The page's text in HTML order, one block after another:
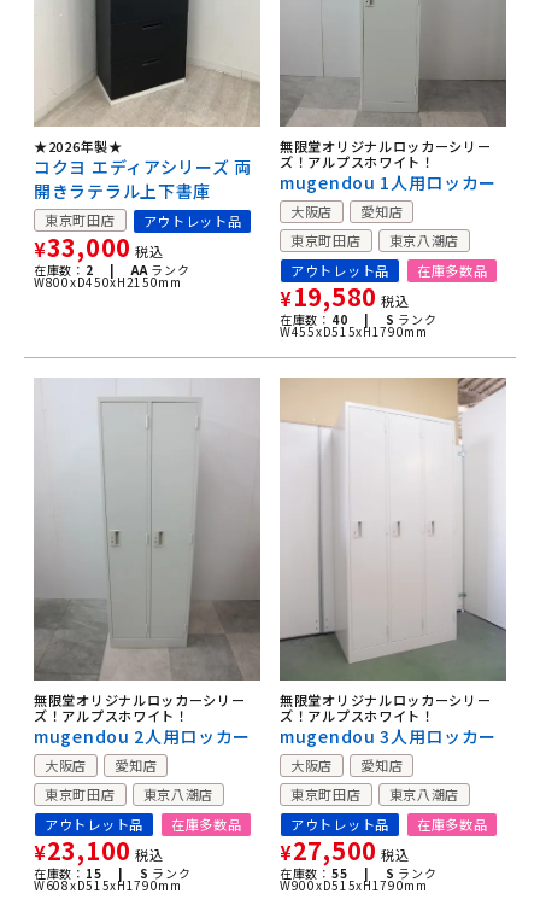
★2026年製★
コクヨ エディアシリーズ 両
開きラテラル上下書庫
東京町田店 アウトレット品
¥33,000 税込
在庫数： 2 | AA ランク
W800xD450xH2150mm
無限堂オリジナルロッカーシリー
ズ！アルプスホワイト！
mugendou 1人用ロッカー
大阪店
愛知店
東京町田店
東京八潮店
アウトレット品
在庫多数品
¥19,580 税込
在庫数： 40 | S ランク
W455xD515xH1790mm
無限堂オリジナルロッカーシリー
ズ！アルプスホワイト！
mugendou 2人用ロッカー
大阪店
愛知店
東京町田店
東京八潮店
アウトレット品
在庫多数品
¥23,100 税込
在庫数： 15 | S ランク
W608xD515xH1790mm
無限堂オリジナルロッカーシリー
ズ！アルプスホワイト！
mugendou 3人用ロッカー
大阪店
愛知店
東京町田店
東京八潮店
アウトレット品
在庫多数品
¥27,500 税込
在庫数： 55 | S ランク
W900xD515xH1790mm